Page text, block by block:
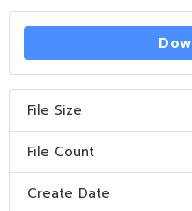
File Size
File Count
Create Date